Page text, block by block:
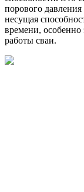
порового
несущая
времени, особенно
работы сваи.